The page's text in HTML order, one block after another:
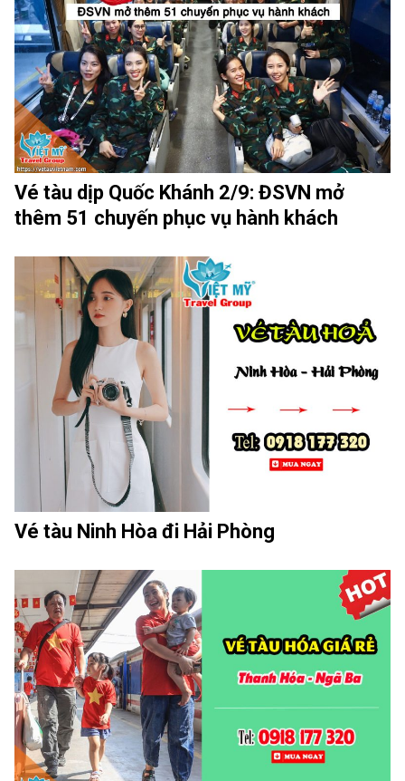
Vé tàu dịp Quốc Khánh 2/9: ĐSVN mở
thêm 51 chuyến phục vụ hành khách
Vé tàu Ninh Hòa đi Hải Phòng